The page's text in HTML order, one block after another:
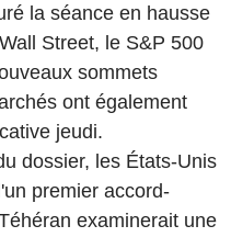
la séance en hausse
Street, le S&P 500
sommets
ont également
jeudi.
dossier, les États-Unis
premier accord-
examinerait une